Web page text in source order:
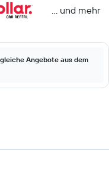
… und mehr
Angebote aus dem